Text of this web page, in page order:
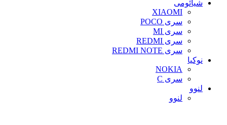
شیائومی
XIAOMI
سری POCO
سری MI
سری REDMI
سری REDMI NOTE
نوکیا
NOKIA
سری C
لنوو
لنوو